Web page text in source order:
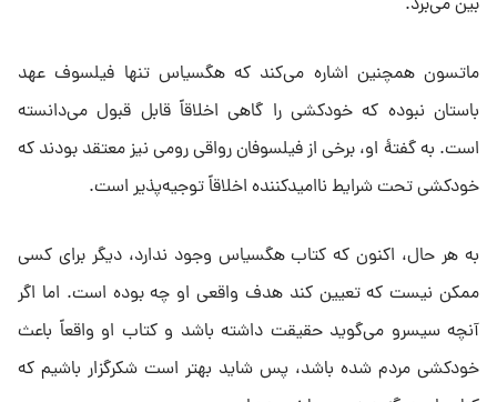
بین می‌برد.
ماتسون همچنین اشاره می‌کند که هگسیاس تنها فیلسوف عهد
باستان نبوده که خودکشی را گاهی اخلاقاً قابل قبول می‌دانسته
است. به گفتۀ او، برخی از فیلسوفان رواقی رومی نیز معتقد بودند که
خودکشی تحت شرایط ناامیدکننده اخلاقاً توجیه‌پذیر است.
به هر حال، اکنون که کتاب هگسیاس وجود ندارد، دیگر برای کسی
ممکن نیست که تعیین کند هدف واقعی او چه بوده است. اما اگر
آنچه سیسرو می‌گوید حقیقت داشته باشد و کتاب او واقعاً باعث
خودکشی مردم شده باشد، پس شاید بهتر است شکرگزار باشیم که